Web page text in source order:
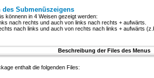
des Submenüszeigens
könnenn in 4 Weisen gezeigt werden:
nach rechts und auch von links nach rechts + aufwärts.
nach links und auch von rechts nach links + aufwärts
Beschreibung der Files des Menus
enthalt die folgenden Files: